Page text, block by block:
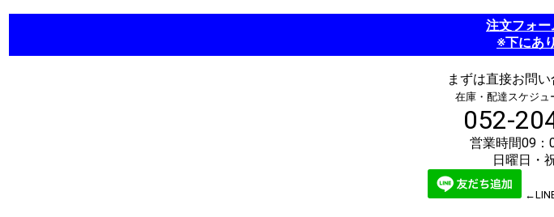
注文フォ
※下にあ
まずは直接お問
在庫・配達スケジュ
052-
営業時間09：
日曜日・